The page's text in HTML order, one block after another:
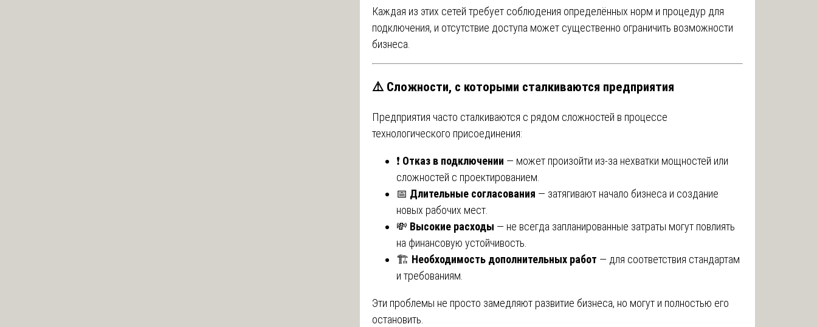
Каждая из этих сетей требует соблюдения определённых норм и процедур для
подключения, и отсутствие доступа может существенно ограничить возможности
бизнеса.
⚠️ Сложности, с которыми сталкиваются предприятия
Предприятия часто сталкиваются с рядом сложностей в процессе
технологического присоединения:
❗ Отказ в подключении — может произойти из-за нехватки мощностей или
сложностей с проектированием.
📅 Длительные согласования — затягивают начало бизнеса и создание
новых рабочих мест.
💸 Высокие расходы — не всегда запланированные затраты могут повлиять
на финансовую устойчивость.
🏗️ Необходимость дополнительных работ — для соответствия стандартам
и требованиям.
Эти проблемы не просто замедляют развитие бизнеса, но могут и полностью его
остановить.